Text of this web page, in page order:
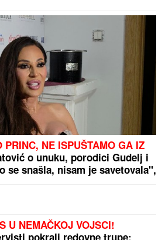
ZA SVADBU"Jovana